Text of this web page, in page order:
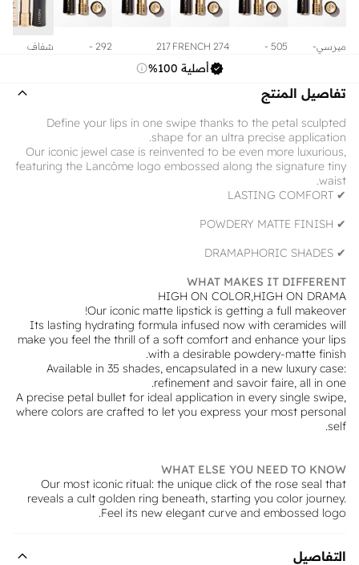
ميرسي-
505 -
274 FRENCH
TEA
217
292 -
شفاف
أصلية 100%
تفاصيل المنتج
Define your lips in one swipe thanks to the petal sculpted
shape for an ultra precise application.
Our iconic jewel case is reinvented to be even more luxurious,
featuring the Lancôme logo embossed along the signature tiny
waist.
✔ LASTING COMFORT
✔ POWDERY MATTE FINISH
✔ DRAMAPHORIC SHADES
WHAT MAKES IT DIFFERENT
HIGH ON COLOR,HIGH ON DRAMA
Our iconic matte lipstick is getting a full makeover!
Its lasting hydrating formula infused now with ceramides will
make you feel the thrill of a soft comfort and enhance your lips
with a desirable powdery-matte finish.
Available in 35 shades, encapsulated in a new luxury case:
refinement and savoir faire, all in one.
A precise petal bullet for ideal application in every single swipe,
where colors are crafted to let you express your most personal
self.
WHAT ELSE YOU NEED TO KNOW
Our most iconic ritual: the unique click of the rose seal that
reveals a cult golden ring beneath, starting you color journey.
Feel its new elegant curve and embossed logo.
التفاصيل